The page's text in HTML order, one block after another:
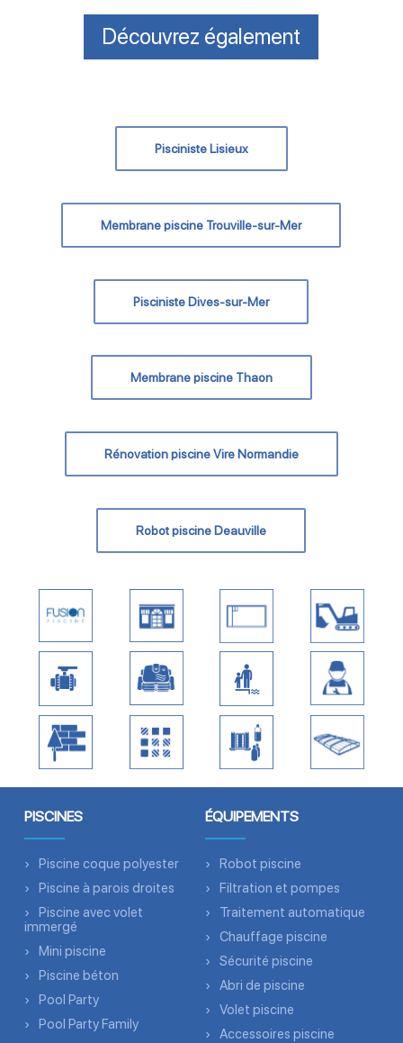
Découvrez également
Pisciniste Lisieux
Membrane piscine Trouville-sur-Mer
Pisciniste Dives-sur-Mer
Membrane piscine Thaon
Rénovation piscine Vire Normandie
Robot piscine Deauville
PISCINES
Piscine coque polyester
Piscine à parois droites
Piscine avec volet
immergé
Mini piscine
Piscine béton
Pool Party
Pool Party Family
ÉQUIPEMENTS
Robot piscine
Filtration et pompes
Traitement automatique
Chauffage piscine
Sécurité piscine
Abri de piscine
Volet piscine
Accessoires piscine